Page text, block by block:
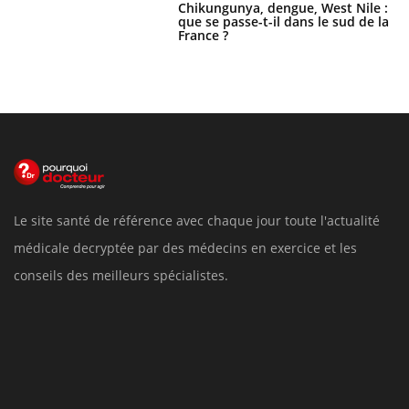
Chikungunya, dengue, West Nile :
que se passe-t-il dans le sud de la
France ?
Le site santé de référence avec chaque jour toute l'actualité
médicale decryptée par des médecins en exercice et les
conseils des meilleurs spécialistes.